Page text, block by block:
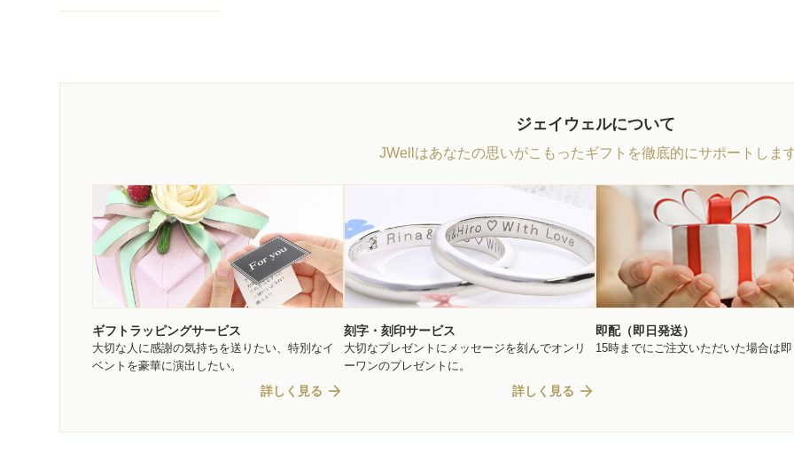
ジェイウェルについて
JWellはあなたの思いがこもったギフトを徹底的にサポートしま
ギフトラッピングサービス
大切な人に感謝の気持ちを送りたい、特別なイ
ベントを豪華に演出したい。
詳しく見る arrow_forward
刻字・刻印サービス
大切なプレゼントにメッセージを刻んでオンリ
ーワンのプレゼントに。
詳しく見る arrow_forward
即配（即日発送）
15時までにご注文いただいた場合は